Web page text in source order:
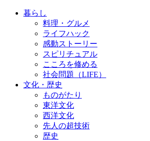
暮らし
料理・グルメ
ライフハック
感動ストーリー
スピリチュアル
こころを修める
社会問題（LIFE）
文化・歴史
ものがたり
東洋文化
西洋文化
先人の超技術
歴史